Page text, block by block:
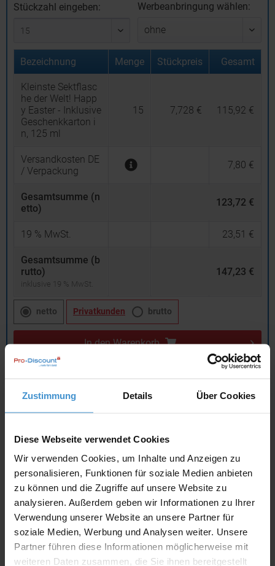
Zustimmung Details Über Cookies
Diese Webseite verwendet Cookies
Wir verwenden Cookies, um Inhalte und Anzeigen zu
personalisieren, Funktionen für soziale Medien anbieten
zu können und die Zugriffe auf unsere Website zu
analysieren. Außerdem geben wir Informationen zu Ihrer
Verwendung unserer Website an unsere Partner für
soziale Medien, Werbung und Analysen weiter. Unsere
Partner führen diese Informationen möglicherweise mit
weiteren Daten zusammen, die Sie ihnen bereitgestellt
Stückzahl eingeben: Werbeanbringung wählen:
Bezeichnung Menge Stückpreis Gesamt
Kleinste Sektflasc
he der Welt! Happ
y Easter - Inklusive
Geschenkkarton i
n, 125 ml
15 7,728 € 115,92 €
Versandkosten DE
/ Verpackung
7,80 €
Gesamtsumme (n
etto)
123,72 €
19 % MwSt. 23,51 €
Gesamtsumme (b
rutto)
inklusive 19 % MwSt.
147,23 €
netto Privatkunden brutto
In den Warenkorb
Angebot drucken
Lieferzeiten
Artikel mit Werbeanbringung:
Muster mit Ihrer
Werbeanbringung zur Freigabe
der Produktion:
ca. 10 Werktage
Artikel ohne Werbeanbringung: ca. 3 - 5 Werktage